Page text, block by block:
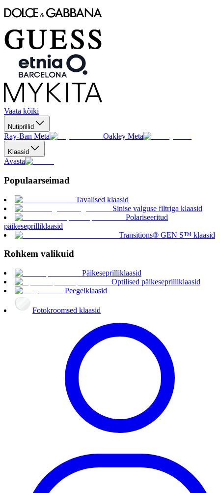
Vaata kõiki
Nutiprillid
Ray-Ban Meta Oakley Meta
Klaasid
Avasta
Populaarseimad
Tavalised klaasid
Sinise valguse filtriga klaasid
Polariseeritud
päikeseprilliklaasid
Transitions® GEN S™ klaasid
Rohkem valikuid
Päikeseprilliklaasid
Optilised päikeseprilliklaasid
Peegelklaasid
Fotokroomsed klaasid